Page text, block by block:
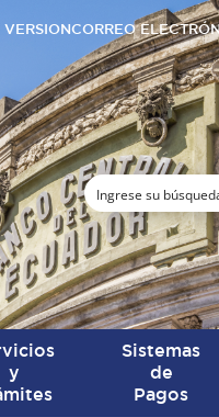
CORREO
y
Sistemas
de
Pagos